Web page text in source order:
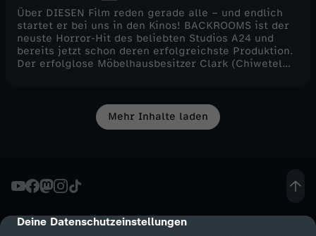
cmp-dialog-description
Deine Datenschutzeinstellungen
Über DIESEN Film reden gerade alle – und endlich
startet er bei uns in den Kinos! BACKROOMS ist der
neuste Horror-Hit des beliebten Studios A24 und
bereits jetzt schon deren erfolgreichste Produktion.
Der erfolglose Möbelhausbesitzer Clark (Chiwetel
scheinbar unendlich zu erstrecken scheinen. Was es
mit der Faszination um die BACKROOMS, Liminal
Spaces und den YouTube-Creator Kane Parsons – der
STRIKES BACK(rooms)! Viel Spaß. :)
Mehr Inhalte laden